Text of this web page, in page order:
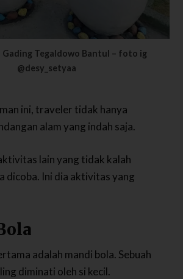
Gading Tegaldowo Bantul – foto ig
@desy_setyaa
ini, traveler tidak hanya
alam yang indah saja.
lain yang tidak kalah
dicoba. Ini dia aktivitas yang
adalah mandi bola. Sebuah
diminati oleh si kecil.